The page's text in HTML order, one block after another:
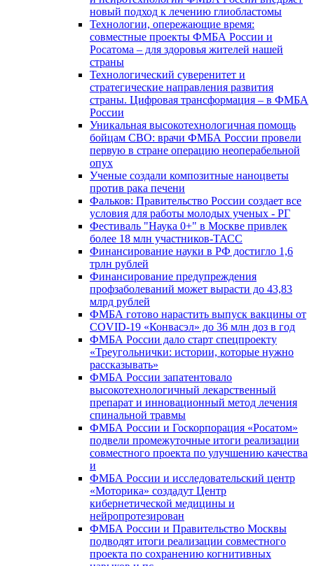
новый подход к лечению глиобластомы
Технологии, опережающие время:
совместные проекты ФМБА России и
Росатома – для здоровья жителей нашей
страны
Технологический суверенитет и
стратегические направления развития
страны. Цифровая трансформация – в ФМБА
России
Уникальная высокотехнологичная помощь
бойцам СВО: врачи ФМБА России провели
первую в стране операцию неоперабельной
опух
Ученые создали композитные наноцветы
против рака печени
Фальков: Правительство России создает все
условия для работы молодых ученых - РГ
Фестиваль "Наука 0+" в Москве привлек
более 18 млн участников-ТАСС
Финансирование науки в РФ достигло 1,6
трлн рублей
Финансирование предупреждения
профзаболеваний может вырасти до 43,83
млрд рублей
ФМБА готово нарастить выпуск вакцины от
COVID-19 «Конвасэл» до 36 млн доз в год
ФМБА России дало старт спецпроекту
«Треугольнички: истории, которые нужно
рассказывать»
ФМБА России запатентовало
высокотехнологичный лекарственный
препарат и инновационный метод лечения
спинальной травмы
ФМБА России и Госкорпорация «Росатом»
подвели промежуточные итоги реализации
совместного проекта по улучшению качества
и
ФМБА России и исследовательский центр
«Моторика» создадут Центр
кибернетической медицины и
нейропротезирован
ФМБА России и Правительство Москвы
подводят итоги реализации совместного
проекта по сохранению когнитивных